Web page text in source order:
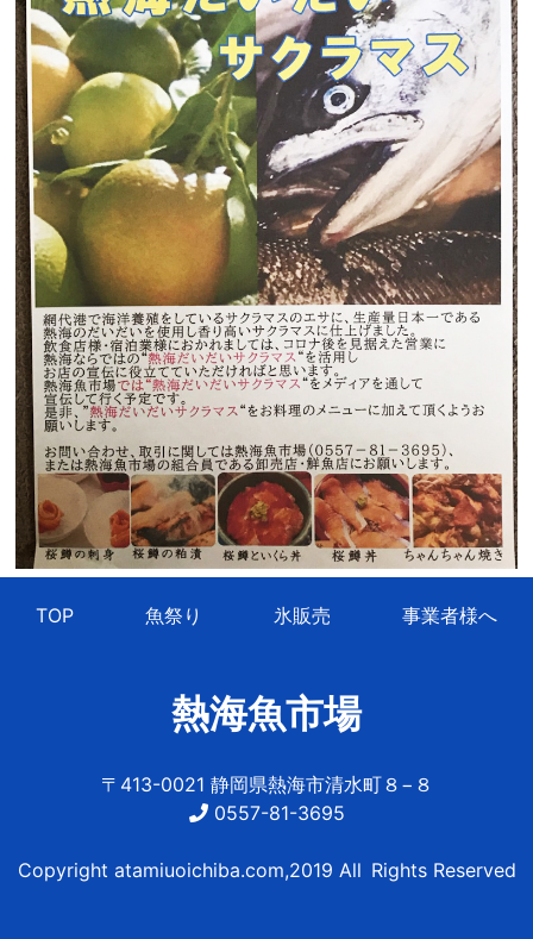
TOP 魚祭り 氷販売 事業者様へ
熱海魚市場
〒413-0021 静岡県熱海市清水町８−８
0557-81-3695
Copyright atamiuoichiba.com,2019 All Rights Reserved